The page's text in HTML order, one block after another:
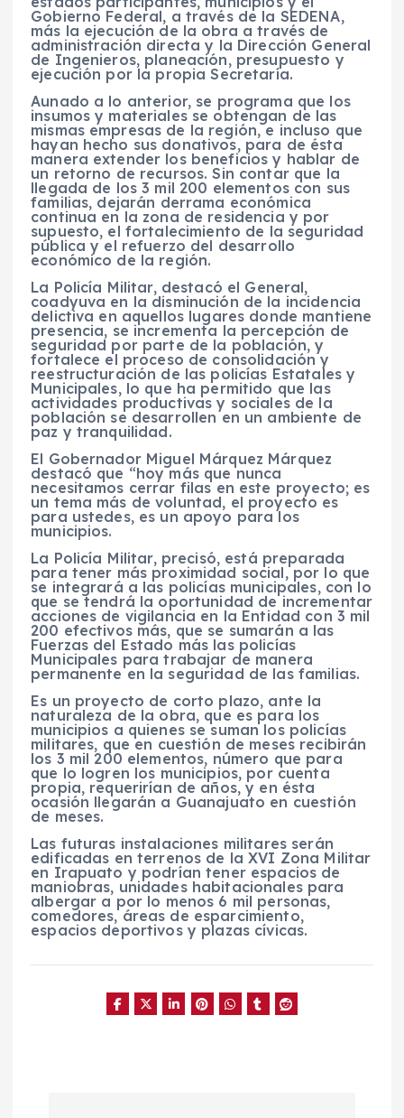
Gobierno Federal, a través de la SEDENA,
más la ejecución de la obra a través de
administración directa y la Dirección General
de Ingenieros, planeación, presupuesto y
ejecución por la propia Secretaría.
Aunado a lo anterior, se programa que los
insumos y materiales se obtengan de las
mismas empresas de la región, e incluso que
hayan hecho sus donativos, para de ésta
manera extender los beneficios y hablar de
un retorno de recursos. Sin contar que la
llegada de los 3 mil 200 elementos con sus
familias, dejarán derrama económica
continua en la zona de residencia y por
supuesto, el fortalecimiento de la seguridad
pública y el refuerzo del desarrollo
económico de la región.
La Policía Militar, destacó el General,
coadyuva en la disminución de la incidencia
delictiva en aquellos lugares donde mantiene
presencia, se incrementa la percepción de
seguridad por parte de la población, y
fortalece el proceso de consolidación y
reestructuración de las policías Estatales y
Municipales, lo que ha permitido que las
actividades productivas y sociales de la
población se desarrollen en un ambiente de
paz y tranquilidad.
El Gobernador Miguel Márquez Márquez
destacó que “hoy más que nunca
necesitamos cerrar filas en este proyecto; es
un tema más de voluntad, el proyecto es
para ustedes, es un apoyo para los
municipios.
La Policía Militar, precisó, está preparada
para tener más proximidad social, por lo que
se integrará a las policías municipales, con lo
que se tendrá la oportunidad de incrementar
acciones de vigilancia en la Entidad con 3 mil
200 efectivos más, que se sumarán a las
Fuerzas del Estado más las policías
Municipales para trabajar de manera
permanente en la seguridad de las familias.
Es un proyecto de corto plazo, ante la
naturaleza de la obra, que es para los
municipios a quienes se suman los policías
militares, que en cuestión de meses recibirán
los 3 mil 200 elementos, número que para
que lo logren los municipios, por cuenta
propia, requerirían de años, y en ésta
ocasión llegarán a Guanajuato en cuestión
de meses.
Las futuras instalaciones militares serán
edificadas en terrenos de la XVI Zona Militar
en Irapuato y podrían tener espacios de
maniobras, unidades habitacionales para
albergar a por lo menos 6 mil personas,
comedores, áreas de esparcimiento,
espacios deportivos y plazas cívicas.